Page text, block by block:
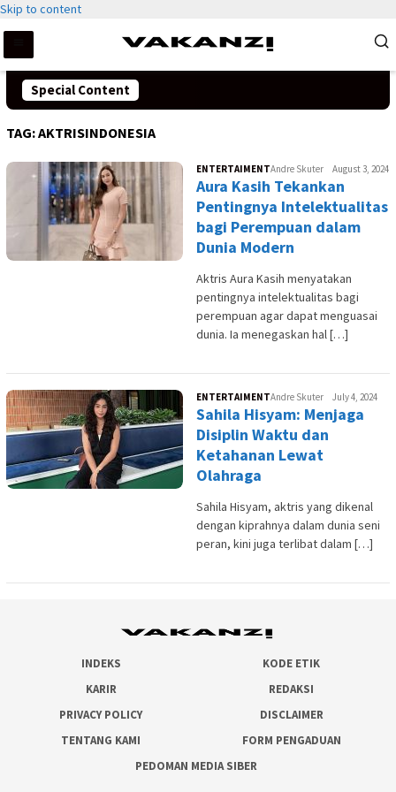
Skip to content
Special Content
TAG:AKTRISINDONESIA
ENTERTAIMENTAndre Skuter August 3, 2024
Aura Kasih Tekankan
Pentingnya Intelektualitas
bagi Perempuan dalam
Dunia Modern
Aktris Aura Kasih menyatakan
pentingnya intelektualitas bagi
perempuan agar dapat menguasai
dunia. Ia menegaskan hal […]
ENTERTAIMENTAndre Skuter July 4, 2024
Sahila Hisyam: Menjaga
Disiplin Waktu dan
Ketahanan Lewat
Olahraga
Sahila Hisyam, aktris yang dikenal
dengan kiprahnya dalam dunia seni
peran, kini juga terlibat dalam […]
INDEKS
KODE ETIK
KARIR
REDAKSI
PRIVACY POLICY
DISCLAIMER
TENTANG KAMI
FORM PENGADUAN
PEDOMAN MEDIA SIBER